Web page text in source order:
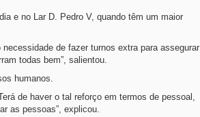
e no Lar D. Pedro V, quando têm um maior
de fazer turnos extra para assegurar
todas bem”, salientou.
humanos.
de haver o tal reforço em termos de pessoal,
as pessoas”, explicou.